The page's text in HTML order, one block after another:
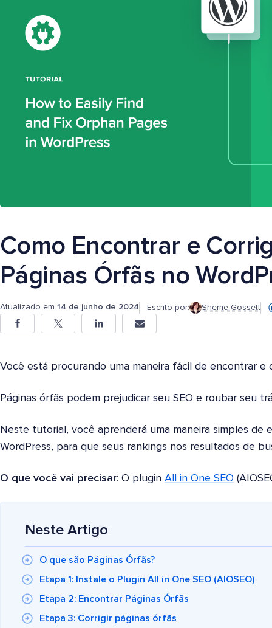
Como Encontrar e
Páginas Órfãs no
Atualizado em 14 de junho de 2024 Escrito por: Sherrie Gossett
Você está procurando uma maneira fácil de encontrar e
Páginas órfãs podem prejudicar seu SEO e roubar seu
Neste tutorial, você aprenderá uma maneira simples de
WordPress, para que seus rankings nos resultados de
O que você vai precisar: O plugin All in One SEO
Neste Artigo
O que são Páginas Órfãs?
Etapa 1: Instale o Plugin All in One SEO (AIOSEO)
Etapa 2: Encontrar Páginas Órfãs
Etapa 3: Corrigir páginas órfãs